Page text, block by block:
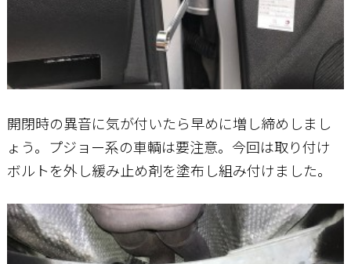
開閉時の異音に気が付いたら早めに増し締めしまし
ょう。プジョー系の車輌は要注意。今回は取り付け
ボルトを外し緩み止め剤を塗布し組み付けました。